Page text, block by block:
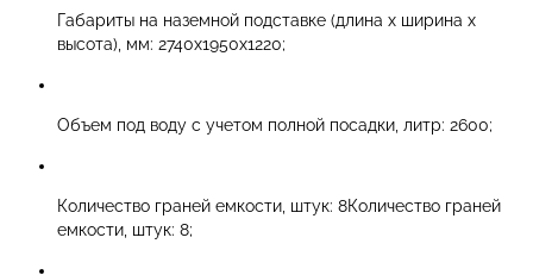
Габариты на наземной подставке (длина х ширина х
высота), мм: 2740х1950х1220;
Объем под воду с учетом полной посадки, литр: 2600;
Количество граней емкости, штук: 8Количество граней
емкости, штук: 8;